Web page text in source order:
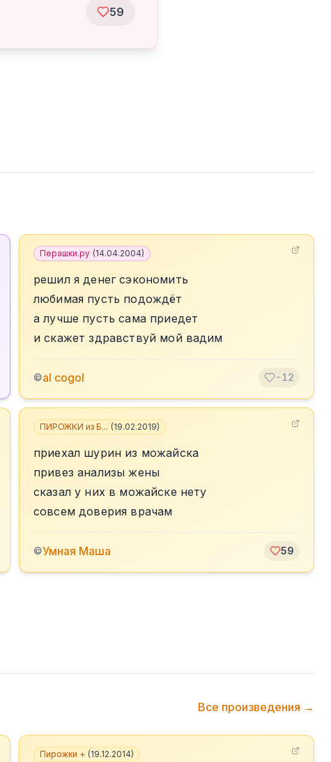
59
Перашки.ру (14.04.2004)
решил я денег сэкономить
любимая пусть подождёт
а лучше пусть сама приедет
и скажет здравствуй мой вадим
©al cogol -12
ПИРОЖКИ из Б... (19.02.2019)
приехал шурин из можайска
привез анализы жены
сказал у них в можайске нету
совсем доверия врачам
©Умная Маша 59
Все произведения →
Пирожки + (19.12.2014)